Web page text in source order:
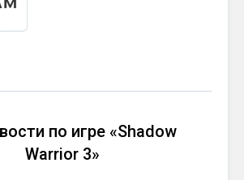
по игре «Shadow
Warrior 3»